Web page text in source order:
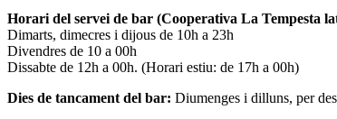
Horari del servei de bar (Cooperativa La Tempesta
Dimarts, dimecres i dijous de 10h a 23h
Divendres de 10 a 00h
Dissabte de 12h a 00h. (Horari estiu: de 17h a 00h)
Dies de tancament del bar: Diumenges i dilluns, per